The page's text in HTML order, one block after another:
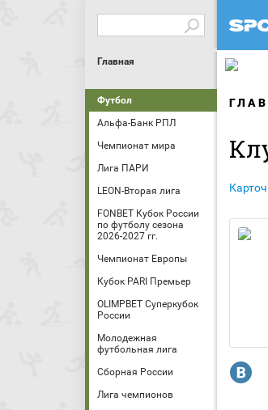
Главная
Футбол
Альфа-Банк РПЛ
Чемпионат мира
Лига ПАРИ
LEON-Вторая лига
FONBET Кубок России
по футболу сезона
2026-2027 гг.
Чемпионат Европы
Кубок PARI Премьер
OLIMPBET Суперкубок
России
Молодежная
футбольная лига
Сборная России
Лига чемпионов
R